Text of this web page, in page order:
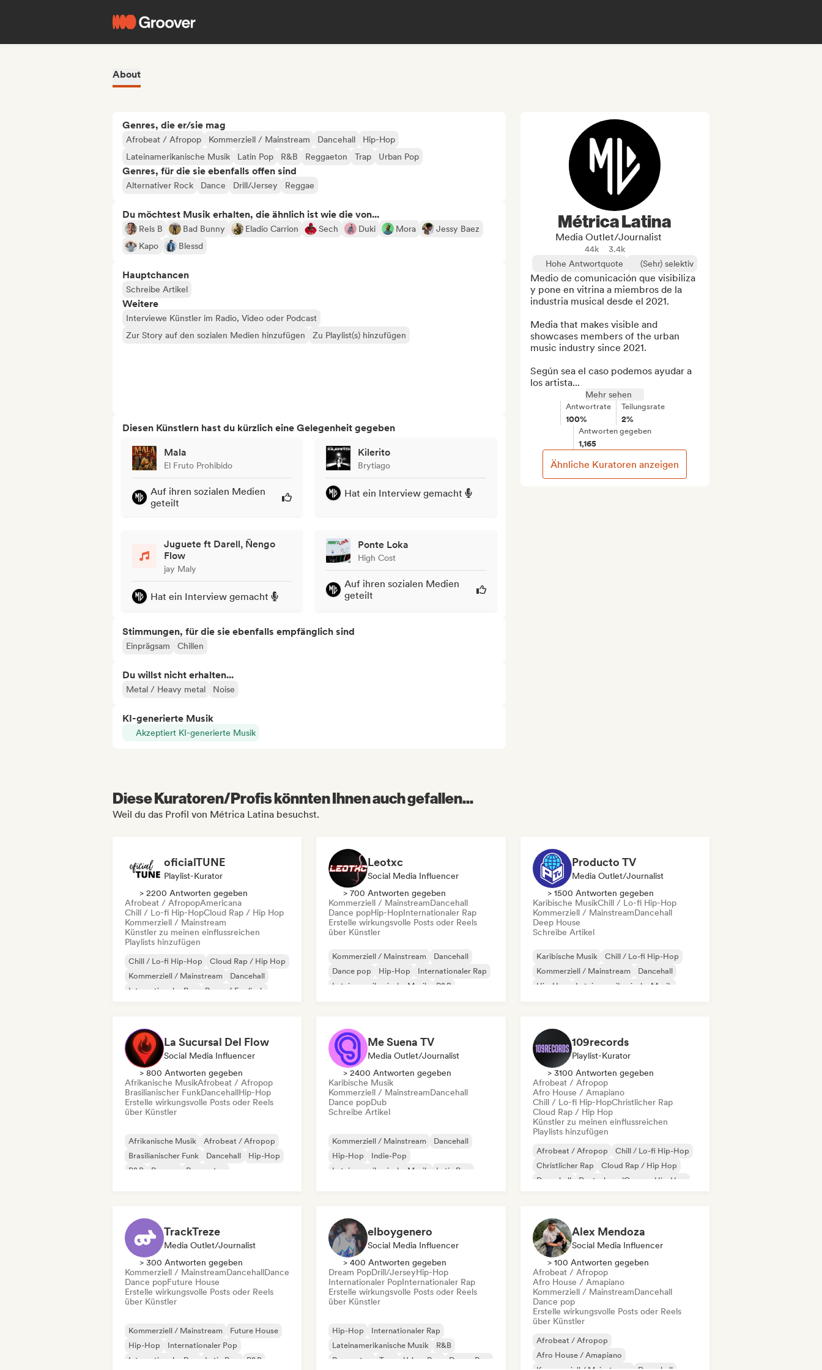
About
Genres, die er/sie mag
Afrobeat / Afropop Kommerziell / Mainstream Dancehall
Hip-Hop
Lateinamerikanische Musik
Latin Pop R&B Reggaeton Trap Urban Pop
Genres, für die sie ebenfalls offen sind
Alternativer Rock Dance Drill/Jersey Reggae
Du möchtest Musik erhalten, die ähnlich ist wie die von...
Rels B Bad Bunny Eladio Carrion Sech Duki Mora
Jessy Baez
Kapo
Blessd
Hauptchancen
Schreibe Artikel
Weitere
Interviewe Künstler im Radio, Video oder Podcast
Zur Story auf den sozialen Medien hinzufügen
Zu Playlist(s) hinzufügen
Diesen Künstlern hast du kürzlich eine Gelegenheit gegeben
Mala
El Fruto Prohibido
Auf ihren sozialen Medien
geteilt
Kilerito
Brytiago
Hat ein Interview gemacht
Juguete ft Darell, Ñengo
Flow
jay Maly
Hat ein Interview gemacht
Ponte Loka
High Cost
Auf ihren sozialen Medien
geteilt
Stimmungen, für die sie ebenfalls empfänglich sind
Einprägsam Chillen
Du willst nicht erhalten...
Metal / Heavy metal Noise
KI-generierte Musik
Akzeptiert KI-generierte Musik
Métrica Latina
Media Outlet/Journalist
44k
3.4k
Hohe Antwortquote
(Sehr) selektiv
Medio de comunicación que visibiliza
y pone en vitrina a miembros de la
industria musical desde el 2021.
Media that makes visible and
showcases members of the urban
music industry since 2021.
Según sea el caso podemos ayudar a
los artista...
Mehr sehen
Antwortrate
100%
Teilungsrate
2%
Antworten gegeben
1,165
Ähnliche Kuratoren anzeigen
Diese Kuratoren/Profis könnten Ihnen auch gefallen...
Weil du das Profil von Métrica Latina besuchst.
oficialTUNE
Playlist-Kurator
> 2200 Antworten gegeben
Afrobeat / AfropopAmericana
Chill / Lo-fi Hip-HopCloud Rap / Hip Hop
Kommerziell / Mainstream
Künstler zu meinen einflussreichen
Playlists hinzufügen
Chill / Lo-fi Hip-Hop
Cloud Rap / Hip Hop
Kommerziell / Mainstream
Dancehall
Internationaler Rap
Rap auf Englisch
Leotxc
Social Media Influencer
> 700 Antworten gegeben
Kommerziell / MainstreamDancehall
Dance popHip-HopInternationaler Rap
Erstelle wirkungsvolle Posts oder Reels
über Künstler
Kommerziell / Mainstream
Dancehall
Dance pop
Hip-Hop
Internationaler Rap
Lateinamerikanische Musik
R&B
Producto TV
Media Outlet/Journalist
> 1500 Antworten gegeben
Karibische MusikChill / Lo-fi Hip-Hop
Kommerziell / MainstreamDancehall
Deep House
Schreibe Artikel
Karibische Musik
Chill / Lo-fi Hip-Hop
Kommerziell / Mainstream
Dancehall
Hip-Hop
Lateinamerikanische Musik
La Sucursal Del Flow
Social Media Influencer
> 800 Antworten gegeben
Afrikanische MusikAfrobeat / Afropop
Brasilianischer FunkDancehallHip-Hop
Erstelle wirkungsvolle Posts oder Reels
über Künstler
Afrikanische Musik
Afrobeat / Afropop
Brasilianischer Funk
Dancehall
Hip-Hop
R&B
Reggae Reggaeton
Me Suena TV
Media Outlet/Journalist
> 2400 Antworten gegeben
Karibische Musik
Kommerziell / MainstreamDancehall
Dance popDub
Schreibe Artikel
Kommerziell / Mainstream
Dancehall
Hip-Hop
Indie-Pop
Lateinamerikanische Musik
Latin Pop
109records
Playlist-Kurator
> 3100 Antworten gegeben
Afrobeat / Afropop
Afro House / Amapiano
Chill / Lo-fi Hip-HopChristlicher Rap
Cloud Rap / Hip Hop
Künstler zu meinen einflussreichen
Playlists hinzufügen
Afrobeat / Afropop
Chill / Lo-fi Hip-Hop
Christlicher Rap
Cloud Rap / Hip Hop
Dancehall
Deutschrap/German Hip-Hop
TrackTreze
Media Outlet/Journalist
> 300 Antworten gegeben
Kommerziell / MainstreamDancehallDance
Dance popFuture House
Erstelle wirkungsvolle Posts oder Reels
über Künstler
Kommerziell / Mainstream
Future House
Hip-Hop
Internationaler Pop
Internationaler Rap
Latin Pop R&B
elboygenero
Social Media Influencer
> 400 Antworten gegeben
Dream PopDrill/JerseyHip-Hop
Internationaler PopInternationaler Rap
Erstelle wirkungsvolle Posts oder Reels
über Künstler
Hip-Hop
Internationaler Rap
Lateinamerikanische Musik
R&B
Reggaeton
Trap Urban Pop Dream Pop
Alex Mendoza
Social Media Influencer
> 100 Antworten gegeben
Afrobeat / Afropop
Afro House / Amapiano
Kommerziell / MainstreamDancehall
Dance pop
Erstelle wirkungsvolle Posts oder Reels
über Künstler
Afrobeat / Afropop
Afro House / Amapiano